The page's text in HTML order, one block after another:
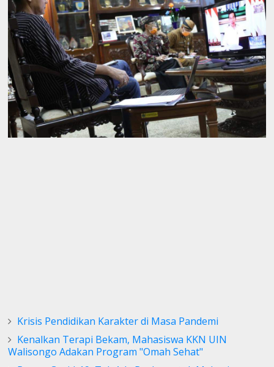
Krisis Pendidikan Karakter di Masa Pandemi
Kenalkan Terapi Bekam, Mahasiswa KKN UIN
Walisongo Adakan Program "Omah Sehat"